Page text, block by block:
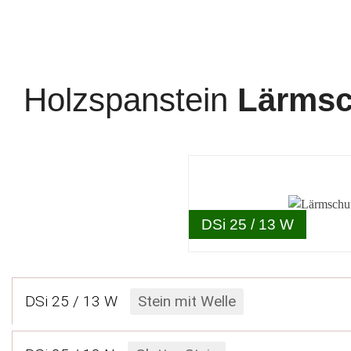
Holzspanstein
DSi 25 / 13 W
DSi 25 / 13 W Stein mit Welle